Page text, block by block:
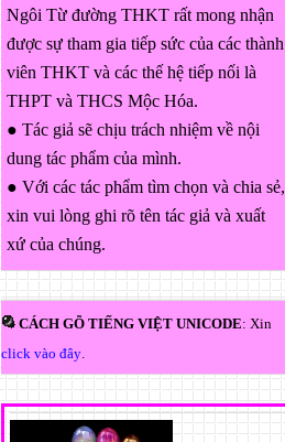
Ngôi Từ đường THKT rất mong nhận
được sự tham gia tiếp sức của các thành
viên THKT và các thế hệ tiếp nối là
THPT và THCS Mộc Hóa.
● Tác giả sẽ chịu trách nhiệm về nội
dung tác phẩm của mình.
● Với các tác phẩm tìm chọn và chia sẻ,
xin vui lòng ghi rõ tên tác giả và xuất
xứ của chúng.
CÁCH GÕ TIẾNG VIỆT UNICODE: Xin
click vào đây